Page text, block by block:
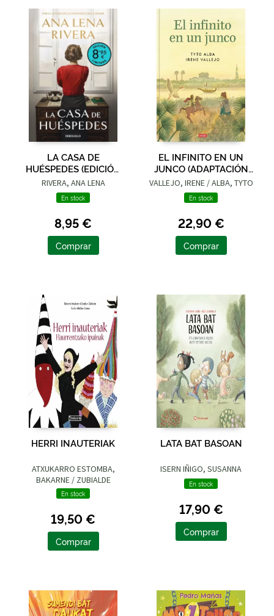
LA CASA DE
HUÉSPEDES (EDICIÓN
LIMITADA · VERANO)
RIVERA, ANA LENA
En stock
8,95 €
Comprar
EL INFINITO EN UN
JUNCO (ADAPTACIÓN
GRÁFICA)
VALLEJO, IRENE / ALBA, TYTO
En stock
22,90 €
Comprar
HERRI INAUTERIAK
ATXUKARRO ESTOMBA,
BAKARNE / ZUBIALDE
GRAJIRENA, IZASKUN
En stock
19,50 €
Comprar
LATA BAT BASOAN
ISERN IÑIGO, SUSANNA
En stock
17,90 €
Comprar